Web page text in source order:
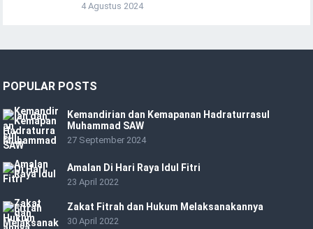
4 Agustus 2024
POPULAR POSTS
Kemandirian dan Kemapanan Hadraturrasul
Muhammad SAW
27 September 2024
Amalan Di Hari Raya Idul Fitri
23 April 2022
Zakat Fitrah dan Hukum Melaksanakannya
30 April 2022